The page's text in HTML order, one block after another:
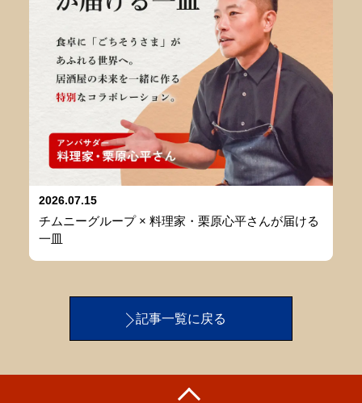
2026.07.15
チムニーグループ × 料理家・栗原心平さんが届ける
一皿
記事一覧に戻る